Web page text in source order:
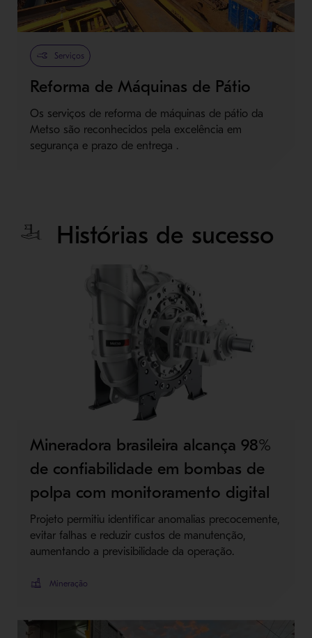
Serviços
Reforma de Máquinas de Pátio
Os serviços de reforma de máquinas de pátio da
Metso são reconhecidos pela excelência em
segurança e prazo de entrega .
Histórias de sucesso
Mineradora brasileira alcança 98%
de confiabilidade em bombas de
polpa com monitoramento digital
Projeto permitiu identificar anomalias precocemente,
evitar falhas e reduzir custos de manutenção,
aumentando a previsibilidade da operação.
Mineração